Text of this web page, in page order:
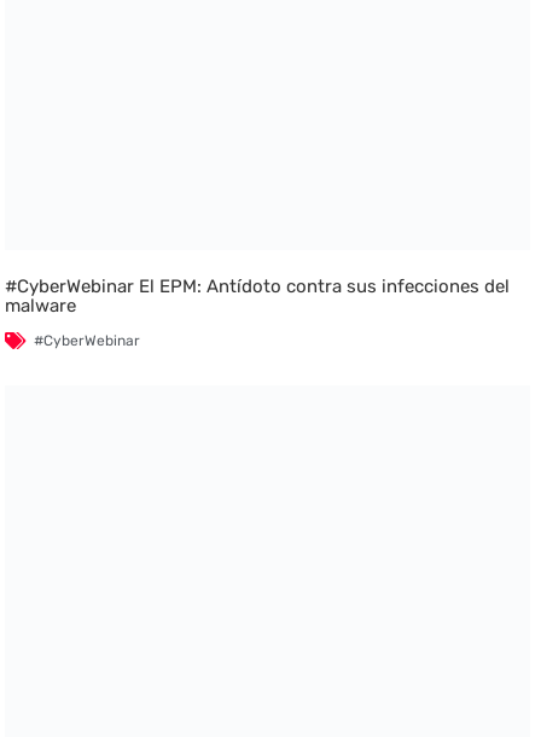
#CyberWebinar El EPM: Antídoto contra sus infecciones del
malware
#CyberWebinar